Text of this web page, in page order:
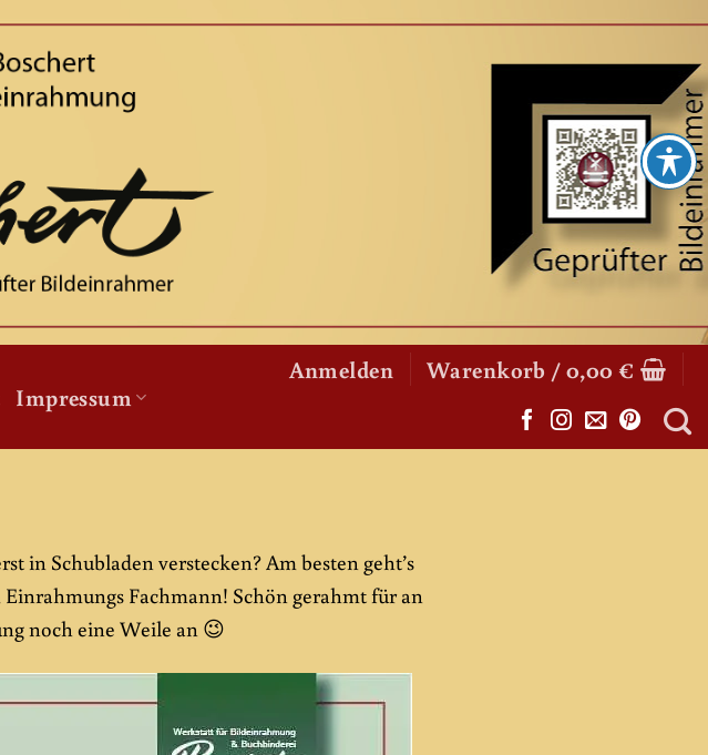
Impressum
Anmelden Warenkorb /0,00€
in Schubladen verstecken? Am besten geht’s
Fachmann! Schön gerahmt für an
noch eine Weile an 😉